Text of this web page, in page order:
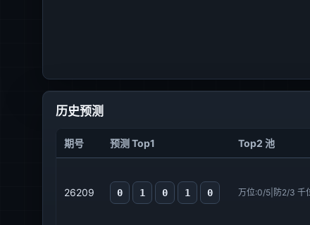
历史预测
期号 预测 Top1 Top2 池
26209 0 1 0 1 0